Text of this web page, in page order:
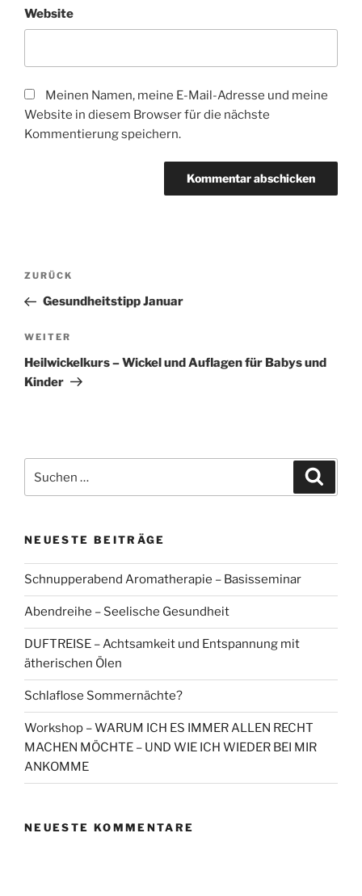
Website
Meinen Namen, meine E-Mail-Adresse und meine
Website in diesem Browser für die nächste
Kommentierung speichern.
Beitragsnavigation
Vorheriger
Beitrag
ZURÜCK
Gesundheitstipp Januar
Nächster
Beitrag
WEITER
Heilwickelkurs – Wickel und Auflagen für Babys und
Kinder
nach:
NEUESTE BEITRÄGE
Schnupperabend Aromatherapie – Basisseminar
Abendreihe – Seelische Gesundheit
DUFTREISE – Achtsamkeit und Entspannung mit
ätherischen Ölen
Schlaflose Sommernächte?
Workshop – WARUM ICH ES IMMER ALLEN RECHT
MACHEN MÖCHTE – UND WIE ICH WIEDER BEI MIR
ANKOMME
NEUESTE KOMMENTARE